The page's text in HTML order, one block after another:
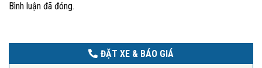
Bình luận đã đóng.
ĐẶT XE & BÁO GIÁ